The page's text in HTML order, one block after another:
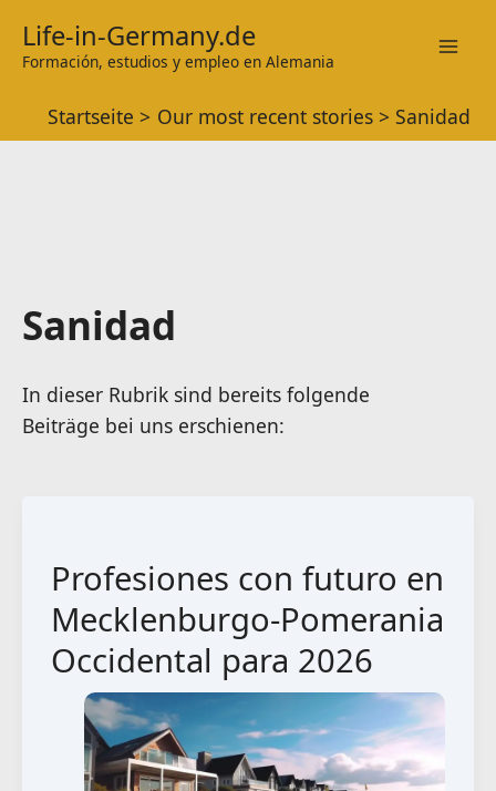
Inhalt
springen
Life-in-Germany.de
Formación, estudios y empleo en Alemania
Startseite Our most recent stories Sanidad
Sanidad
Profesiones con futuro en
Mecklenburgo-Pomerania
Occidental para 2026